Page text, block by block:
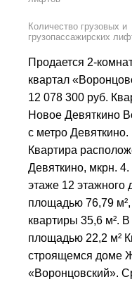
Количество грузовых и
грузопассажирских
Продается 2-
квартал
12 078 300 руб.
Новое Девяткино
с метро
Квартира
Девяткино, мкрн.
этаже 12 этажного
площадью 76,79
квартиры 35,6 м².
площадью 22,2 м²
строящемся доме
«Воронцовский».